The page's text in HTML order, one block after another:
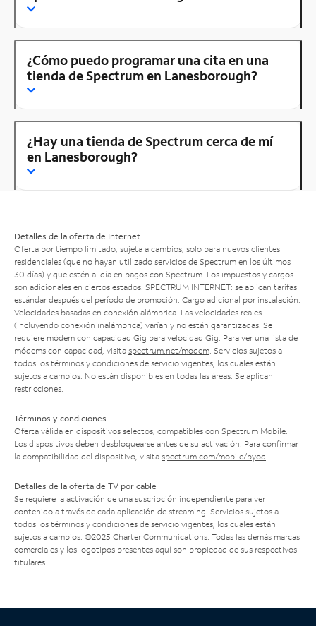
¿Cómo puedo programar una cita en una
tienda de Spectrum en Lanesborough?
¿Hay una tienda de Spectrum cerca de mí
en Lanesborough?
Detalles de la oferta de Internet
Oferta por tiempo limitado; sujeta a cambios; solo para nuevos clientes
residenciales (que no hayan utilizado servicios de Spectrum en los últimos
30 días) y que estén al día en pagos con Spectrum. Los impuestos y cargos
son adicionales en ciertos estados. SPECTRUM INTERNET: se aplican tarifas
estándar después del período de promoción. Cargo adicional por instalación.
Velocidades basadas en conexión alámbrica. Las velocidades reales
(incluyendo conexión inalámbrica) varían y no están garantizadas. Se
requiere módem con capacidad Gig para velocidad Gig. Para ver una lista de
módems con capacidad, visita spectrum.net/modem . Servicios sujetos a
todos los términos y condiciones de servicio vigentes, los cuales están
sujetos a cambios. No están disponibles en todas las áreas. Se aplican
restricciones.
Términos y condiciones
Oferta válida en dispositivos selectos, compatibles con Spectrum Mobile.
Los dispositivos deben desbloquearse antes de su activación. Para confirmar
la compatibilidad del dispositivo, visita spectrum.com/mobile/byod
Detalles de la oferta de TV por cable
Se requiere la activación de una suscripción independiente para ver
contenido a través de cada aplicación de streaming. Servicios sujetos a
todos los términos y condiciones de servicio vigentes, los cuales están
sujetos a cambios. ©2025 Charter Communications. Todas las demás marcas
comerciales y los logotipos presentes aquí son propiedad de sus respectivos
titulares.